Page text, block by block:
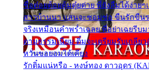
ชื่อต๋อยต้อยตุ้มตุ๋ยต่าย พี่ยังลืมได้ง่ายๆ
สาวบ้านนา แสนจะซอมซ่อ ขืนรักขืน
จริงเหมือนคำพร่ำเฉลย พี่อย่าเฉยรีบ
ตามธรรมเนียม ติ๋มจะเตรียมรับเกลีย
หวั่นขอยอมได้เคียง
รักติ๋มแน่หรือ - หงษ์ทอง ดาวอุดร